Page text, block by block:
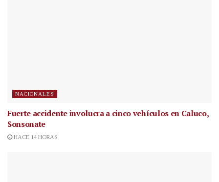
NACIONALES
Fuerte accidente involucra a cinco vehículos en Caluco,
Sonsonate
HACE 14 HORAS